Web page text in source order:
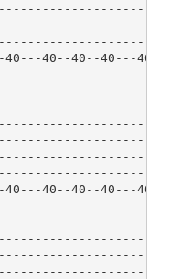
40---40--40--40---
40---40--40--40---